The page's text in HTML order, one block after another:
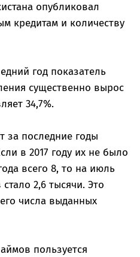
опубликовал
кредитам и количеству
год показатель
существенно вырос
34,7%.
за последние годы
в 2017 году их не было
всего 8, то на июль
2,6 тысячи. Это
числа выданных
пользуется